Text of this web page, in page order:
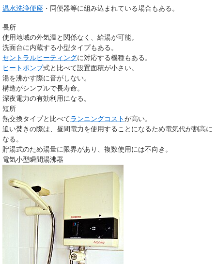
温水洗浄便座 ・同便器等に組み込まれている場合もある。
長所
使用地域の外気温と関係なく、給湯が可能。
洗面台に内蔵する小型タイプもある。
セントラルヒーティングに対応する機種もある。
ヒートポンプ式と比べて設置面積が小さい。
湯を沸かす際に音がしない。
構造がシンプルで長寿命。
深夜電力の有効利用になる。
短所
熱交換タイプと比べてランニングコストが高い。
追い焚きの際は、昼間電力を使用することになるため電気代が割高に
なる。
貯湯式のため湯量に限界があり、複数使用には不向き。
電気小型瞬間湯沸器